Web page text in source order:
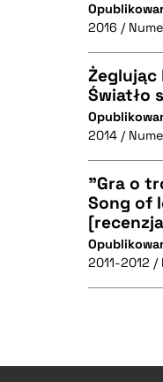
2016 /
Światło
2014 /
"Gra o
Song of
2011-2012 /